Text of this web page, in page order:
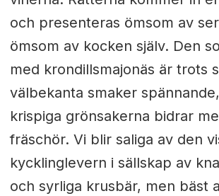
och presenteras ömsom av
ömsom av kocken själv. Den
med krondillsmajonäs är trots
välbekanta smaker
krispiga grönsakerna bidrar
fräschör. Vi blir saliga av den
kycklinglevern i sällskap av
och syrliga krusbär, men bäst